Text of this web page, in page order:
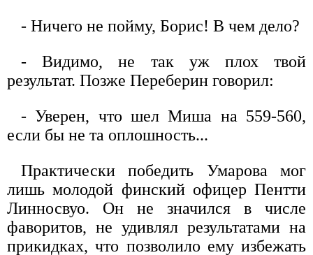
- Ничего не пойму, Борис! В чем дело?
- Видимо, не так уж плох твой
результат. Позже Переберин говорил:
- Уверен, что шел Миша на 559-560,
если бы не та оплошность...
Практически победить Умарова мог
лишь молодой финский офицер Пентти
Линносвуо. Он не значился в числе
фаворитов, не удивлял результатами на
прикидках, что позволило ему избежать